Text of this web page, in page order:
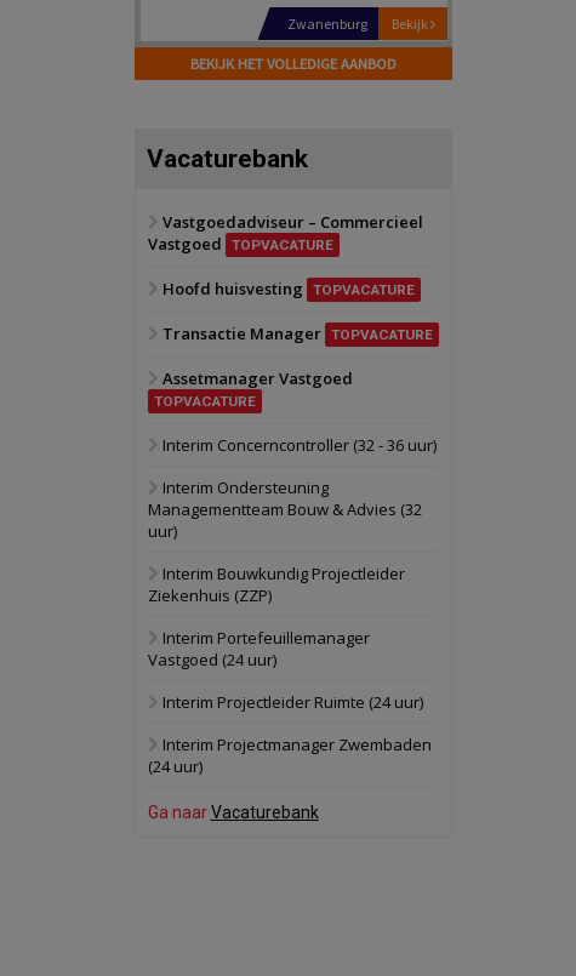
Bekijk
Schiedam
22 september 2026 Attractiepark
Schuinesloot
27 augustus 2026 Binnenvaartschip
17 september 2026
17 september 2026
Voormalig
Bekijk
Hilversum
politiebureau
BEKIJK HET VOLLEDIGE AANBOD
Vacaturebank
Vastgoedadviseur – Commercieel
Vastgoed
TOPVACATURE
Hoofd huisvesting TOPVACATURE
Transactie Manager TOPVACATURE
Assetmanager Vastgoed
TOPVACATURE
Interim Concerncontroller (32 - 36 uur)
Interim Ondersteuning
Managementteam Bouw & Advies (32
uur)
Interim Bouwkundig Projectleider
Ziekenhuis (ZZP)
Interim Portefeuillemanager
Vastgoed (24 uur)
Interim Projectleider Ruimte (24 uur)
Interim Projectmanager Zwembaden
(24 uur)
Ga naarVacaturebank